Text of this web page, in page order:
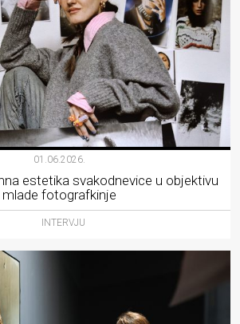
01.06.2026.
estetika svakodnevice u objektivu
mlade fotografkinje
INTERVJU